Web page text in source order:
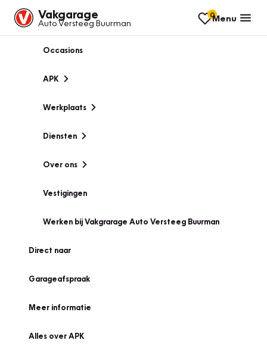
Vakgarage
Auto Versteeg Buurman
0Menu
Occasions
APK
Werkplaats
Diensten
Over ons
Vestigingen
Werken bij Vakgrarage Auto Versteeg Buurman
Direct naar
Garageafspraak
Meer informatie
Alles over APK